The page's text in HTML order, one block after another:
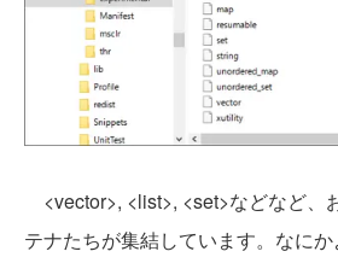
<vector>, <list>, <set>などなど、
テナたちが集結しています。なに